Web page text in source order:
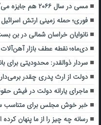
مسی در سال ۲۰۶۶ هم جایزه می‌گیرد! + عکس
فوری؛ حمله زمینی ارتش اسرائیل
نانوایان خراسان شمالی در بن
دی‌ماه؛ نقطه عطف بازار آهن‌آلات
سردار ذوالقدر: محدودیتی برای
دولت از ارث پدری‌ چقدر
ماجرای یارانه دولت در فیش
خبر خوش مجلس برای متناسب
رسانه چه چیز را از ما پنهان